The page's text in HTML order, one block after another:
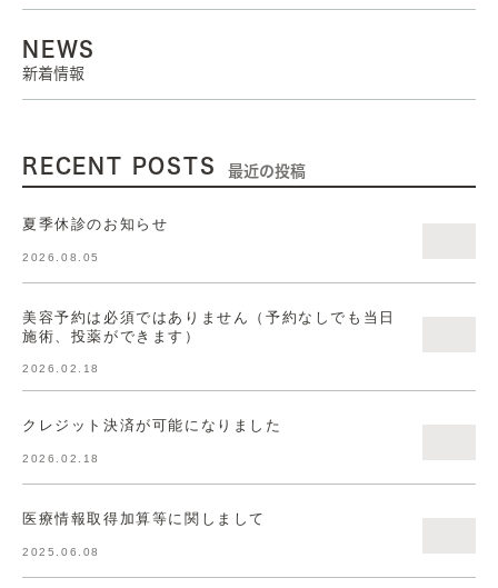
NEWS
新着情報
RECENT POSTS 最近の投稿
夏季休診のお知らせ
2026.08.05
美容予約は必須ではありません（予約なしでも当日
施術、投薬ができます）
2026.02.18
クレジット決済が可能になりました
2026.02.18
医療情報取得加算等に関しまして
2025.06.08